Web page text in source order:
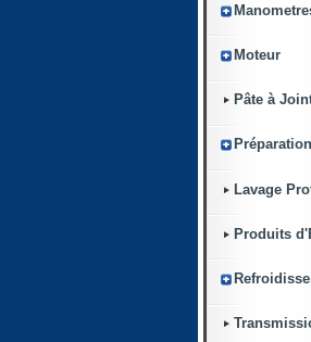
Moteur
Pâte à
Lavage
Produits